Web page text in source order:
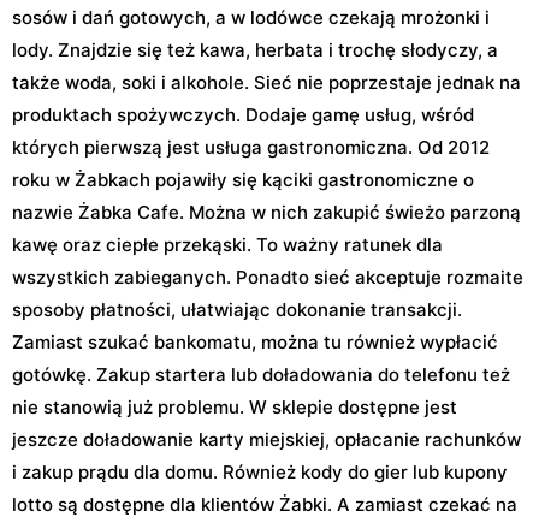
sosów i dań gotowych, a w lodówce czekają mrożonki i
lody. Znajdzie się też kawa, herbata i trochę słodyczy, a
także woda, soki i alkohole. Sieć nie poprzestaje jednak na
produktach spożywczych. Dodaje gamę usług, wśród
których pierwszą jest usługa gastronomiczna. Od 2012
roku w Żabkach pojawiły się kąciki gastronomiczne o
nazwie Żabka Cafe. Można w nich zakupić świeżo parzoną
kawę oraz ciepłe przekąski. To ważny ratunek dla
wszystkich zabieganych. Ponadto sieć akceptuje rozmaite
sposoby płatności, ułatwiając dokonanie transakcji.
Zamiast szukać bankomatu, można tu również wypłacić
gotówkę. Zakup startera lub doładowania do telefonu też
nie stanowią już problemu. W sklepie dostępne jest
jeszcze doładowanie karty miejskiej, opłacanie rachunków
i zakup prądu dla domu. Również kody do gier lub kupony
lotto są dostępne dla klientów Żabki. A zamiast czekać na